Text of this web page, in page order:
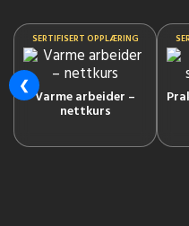
❮
SERTIFISERT OPPLÆRING
Varme arbeider –
nettkurs